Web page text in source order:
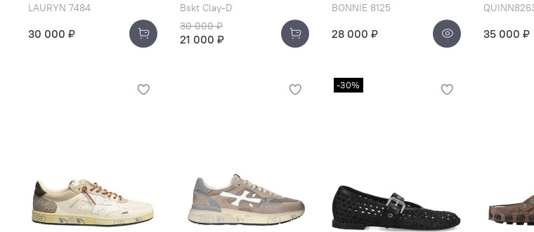
LAURYN 7484
30 000 ₽
Bskt Clay-D
30 000 ₽
21 000 ₽
BONNIE 8125
28 000 ₽ 35 000 ₽
-30%